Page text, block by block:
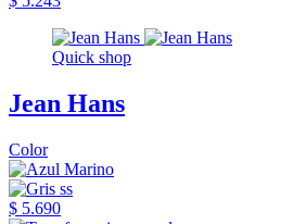
Quick shop
Jean Hans
Color
$ 5.690